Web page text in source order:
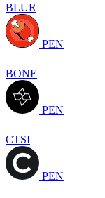
BLUR
PEN
BONE
PEN
CTSI
PEN